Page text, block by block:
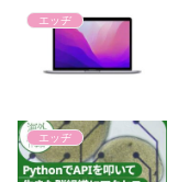
エッヂ
エッヂ